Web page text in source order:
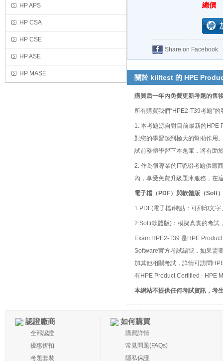
HP APS
HP CSA
HP CSE
HP ASE
HP MASE
總價
Share on Facebook
關於 killtest 的 HPE
購買后一年內免費更新考題的售
所有購買我們“HPE2-T39考題”
1. 本考題源自對目前最新的HPE
對您的學習起到極大的幫助作用
試前整體學習下本題庫，將有助
2. 作為很專業的IT認證考題供應
內，享受免費升級題庫服務，在
電子檔（PDF）與軟體版（Soft
1.PDF(電子檔)特點：可列印文
2.Soft(軟體版)：模擬真實的考試
Exam HPE2-T39 是HPE
Software官方考試編號，如果需
加其他相關考試，詳情可訪問
有HPE Product Certified - HPE
本網站不提供任何考試資訊，考
認證廠商
全部認證
優惠折扣
考題套裝
如何購買
購買詳情
常見問題(FAQs)
隱私保護